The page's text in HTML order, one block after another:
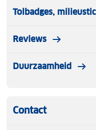
Tolbadges,
Reviews
Duurzaamheid
Contact